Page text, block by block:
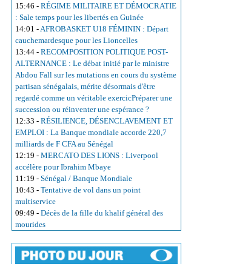
15:46 - RÉGIME MILITAIRE ET DÉMOCRATIE
: Sale temps pour les libertés en Guinée
14:01 - AFROBASKET U18 FÉMININ : Départ
cauchemardesque pour les Lioncelles
13:44 - RECOMPOSITION POLITIQUE POST-
ALTERNANCE : Le débat initié par le ministre
Abdou Fall sur les mutations en cours du système
partisan sénégalais, mérite désormais d'être
regardé comme un véritable exercicPréparer une
succession ou réinventer une espérance ?
12:33 - RÉSILIENCE, DÉSENCLAVEMENT ET
EMPLOI : La Banque mondiale accorde 220,7
milliards de F CFA au Sénégal
12:19 - MERCATO DES LIONS : Liverpool
accélère pour Ibrahim Mbaye
11:19 - Sénégal / Banque Mondiale
10:43 - Tentative de vol dans un point
multiservice
09:49 - Décès de la fille du khalif général des
mourides